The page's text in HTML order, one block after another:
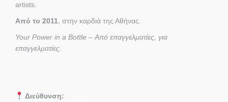
artists.
Από το 2011 , στην καρδιά της Αθήνας.
Your Power in a Bottle – Από επαγγελματίες, για
επαγγελματίες.
Διεύθυνση: